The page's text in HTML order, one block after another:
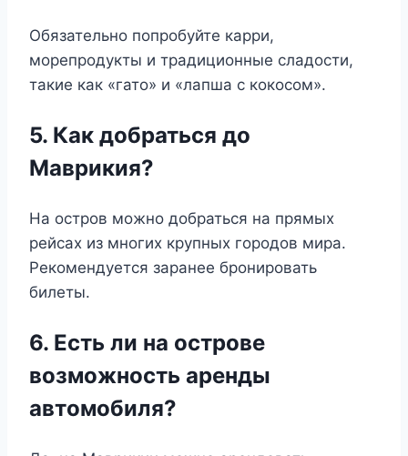
Обязательно попробуйте карри,
морепродукты и традиционные сладости,
такие как «гато» и «лапша с кокосом».
5. Как добраться до
Маврикия?
На остров можно добраться на прямых
рейсах из многих крупных городов мира.
Рекомендуется заранее бронировать
билеты.
6. Есть ли на острове
возможность аренды
автомобиля?